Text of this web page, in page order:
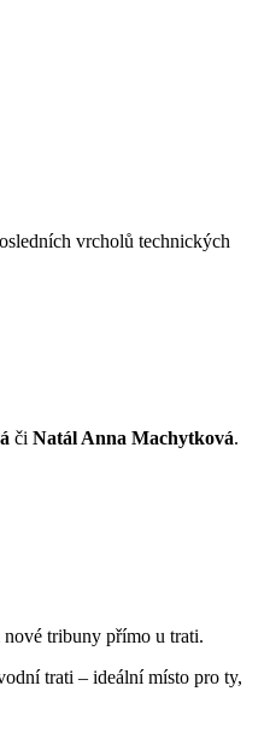
vrcholů technických
či Natál Anna Machytková.
tribuny přímo u trati.
trati – ideální místo pro ty,